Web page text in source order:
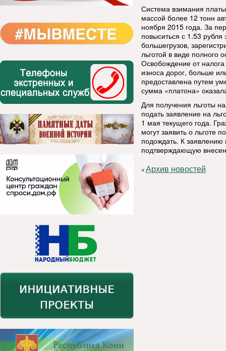
Система взимания
массой более 12 тонн
ноября 2015 года. За
повыситься с 1.53
большегрузов,
льготой в виде полного
Освобождение от
износа дорог, больше
предоставлена путем
сумма «платона»
Для получения льготы
подать заявление на
1 мая текущего года.
могут заявить о льготе
подождать. К
подтверждающую
«Архив новостей